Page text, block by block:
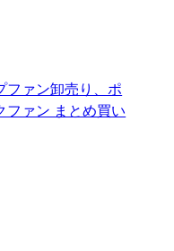
ファン卸売り、ポ
ファン​ まとめ買い